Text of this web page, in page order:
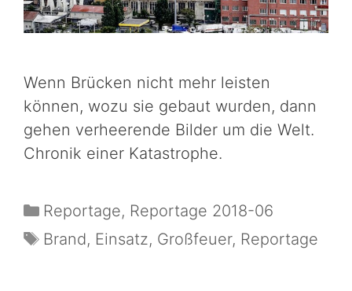
Wenn Brücken nicht mehr leisten
können, wozu sie gebaut wurden, dann
gehen verheerende Bilder um die Welt.
Chronik einer Katastrophe.
Reportage, Reportage 2018-06
Brand, Einsatz, Großfeuer, Reportage